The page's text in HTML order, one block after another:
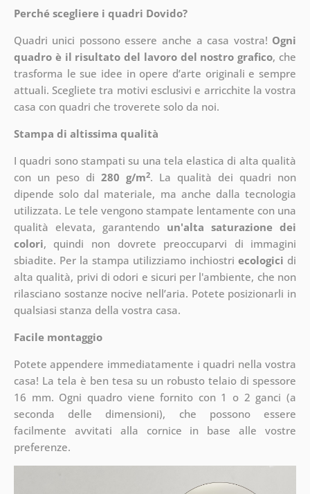
Perché scegliere i quadri Dovido?
Quadri unici possono essere anche a casa vostra! Ogni
quadro è il risultato del lavoro del nostro grafico, che
trasforma le sue idee in opere d’arte originali e sempre
attuali. Scegliete tra motivi esclusivi e arricchite la vostra
casa con quadri che troverete solo da noi.
Stampa di altissima qualità
I quadri sono stampati su una tela elastica di alta qualità
con un peso di 280 g/m2. La qualità dei quadri non
dipende solo dal materiale, ma anche dalla tecnologia
utilizzata. Le tele vengono stampate lentamente con una
qualità elevata, garantendo un'alta saturazione dei
colori, quindi non dovrete preoccuparvi di immagini
sbiadite. Per la stampa utilizziamo inchiostriecologici di
alta qualità, privi di odori e sicuri per l'ambiente, che non
rilasciano sostanze nocive nell’aria. Potete posizionarli in
qualsiasi stanza della vostra casa.
Facile montaggio
Potete appendere immediatamente i quadri nella vostra
casa! La tela è ben tesa su un robusto telaio di spessore
16 mm. Ogni quadro viene fornito con 1 o 2 ganci (a
seconda delle dimensioni), che possono essere
facilmente avvitati alla cornice in base alle vostre
preferenze.